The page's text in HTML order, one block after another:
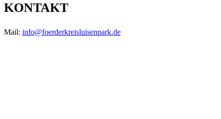
KONTAKT
Mail: info@foerderkreisluisenpark.de